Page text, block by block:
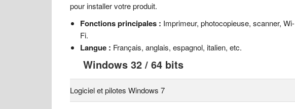
pour installer votre produit.
Fonctions principales : Imprimeur, photocopieuse, scanner, Wi-
Fi.
Langue : Français, anglais, espagnol, italien, etc.
Windows 32 / 64 bits
Logiciel et pilotes Windows 7